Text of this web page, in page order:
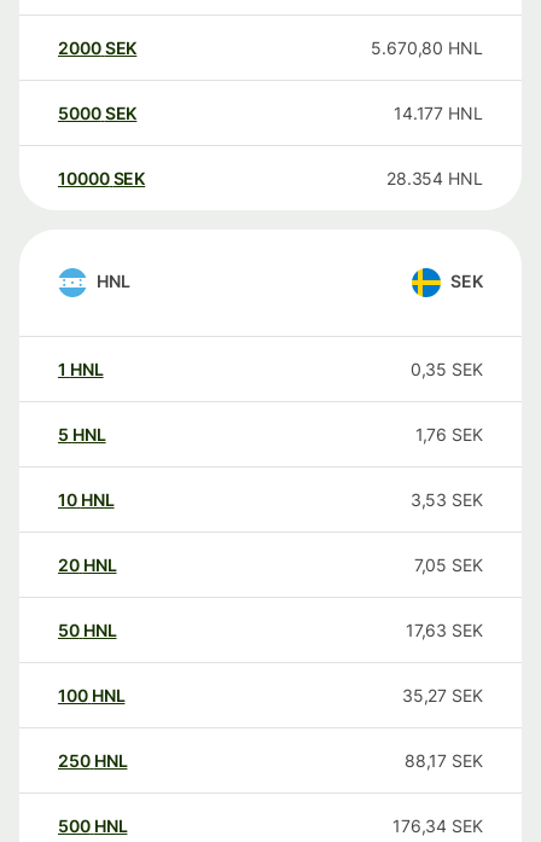
2000SEK 5.670,80 HNL
5000SEK 14.177 HNL
10000 SEK 28.354 HNL
HNL SEK
1 HNL 0,35 SEK
5 HNL 1,76 SEK
10 HNL 3,53 SEK
20 HNL 7,05 SEK
50 HNL 17,63 SEK
100 HNL 35,27 SEK
250 HNL 88,17 SEK
500 HNL 176,34 SEK